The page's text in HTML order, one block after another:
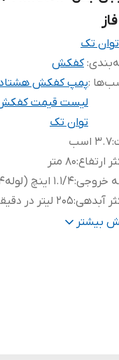
توان تک
:کفکش
:پمپ کفکش هشتاد
لیست قیمت
توان تک
:۳.۷ اسب
ارتفاع:80 متر
خروجی:۱.۱/۴ اینچ (لوله۴ سانت)
آبدهی:۲۰۵ لیتر در دقیقه
:
❌بیشتر